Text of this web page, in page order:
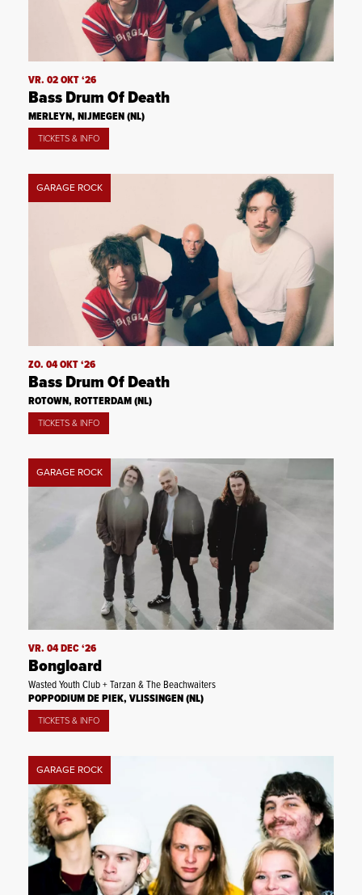
VR. 02 OKT ‘26
Bass Drum Of Death
MERLEYN, NIJMEGEN (NL)
TICKETS & INFO
GARAGE ROCK
ZO. 04 OKT ‘26
Bass Drum Of Death
ROTOWN, ROTTERDAM (NL)
TICKETS & INFO
GARAGE ROCK
VR. 04 DEC ‘26
Bongloard
Wasted Youth Club + Tarzan & The Beachwaiters
POPPODIUM DE PIEK, VLISSINGEN (NL)
TICKETS & INFO
GARAGE ROCK